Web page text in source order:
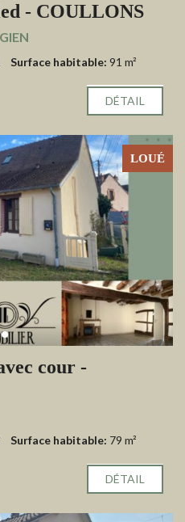
- COULLONS
Surface habitable: 91 m²
DÉTAIL
LOUÉ
cour -
Surface habitable: 79 m²
DÉTAIL